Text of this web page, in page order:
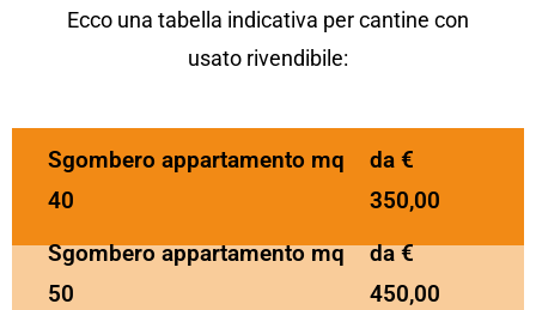
Ecco una tabella indicativa per cantine con
usato rivendibile:
Sgombero appartamento mq
40
da €
350,00
Sgombero appartamento mq
50
da €
450,00